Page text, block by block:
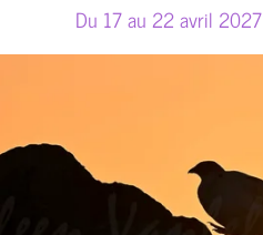
Du 17 au 22 avril 2027